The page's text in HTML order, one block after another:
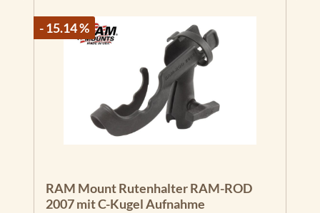
- 15.14 %
RAM Mount Rutenhalter RAM-ROD
2007 mit C-Kugel Aufnahme